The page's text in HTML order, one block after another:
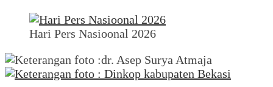
Hari Pers Nasioonal 2026